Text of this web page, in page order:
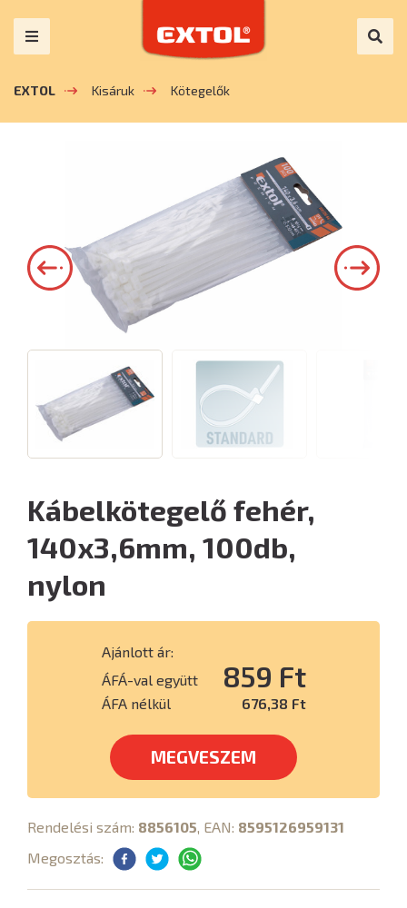
EXTOL Kisáruk Kötegelők
Kábelkötegelő fehér,
140x3,6mm, 100db,
nylon
Ajánlott ár:
ÁFÁ-val együtt
859 Ft
ÁFA nélkül 676,38 Ft
MEGVESZEM
Rendelési szám: 8856105, EAN: 8595126959131
Megosztás: